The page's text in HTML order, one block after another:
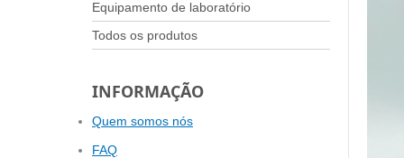
Equipamento de laboratório
Todos os produtos
INFORMAÇÃO
Quem somos nós
FAQ